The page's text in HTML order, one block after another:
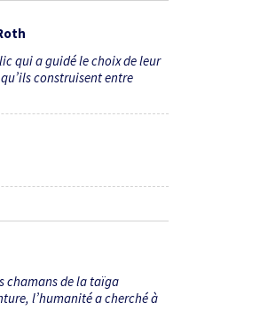
qui a guidé le choix de leur
construisent entre
chamans de la taïga
l’humanité a cherché à